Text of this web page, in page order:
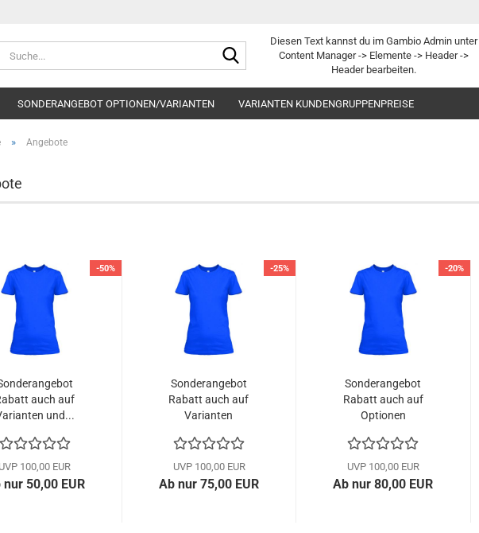
Suche...
Diesen Text kannst du im Gambio Admin unter
Content Manager -> Elemente -> Header ->
Header bearbeiten.
SONDERANGEBOT OPTIONEN/VARIANTEN VARIANTEN KUNDENGRUPPENPREISE
» Angebote
-50%
auch auf
und...
UVP 100,00 EUR
nur 50,00 EUR
-25%
Sonderangebot
Rabatt auch auf
Varianten
UVP 100,00 EUR
Ab nur 75,00 EUR
-20%
Sonderangebot
Rabatt auch auf
Optionen
UVP 100,00 EUR
Ab nur 80,00 EUR